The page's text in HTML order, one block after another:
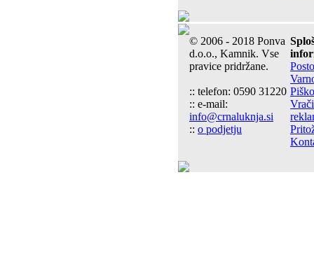
© 2006 - 2018 Ponva
d.o.o., Kamnik. Vse
pravice pridržane.
:: telefon: 0590 31220
:: e-mail:
info@crnaluknja.si
:: o podjetju